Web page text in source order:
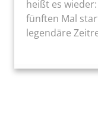
heißt es
fünften Mal
legendäre